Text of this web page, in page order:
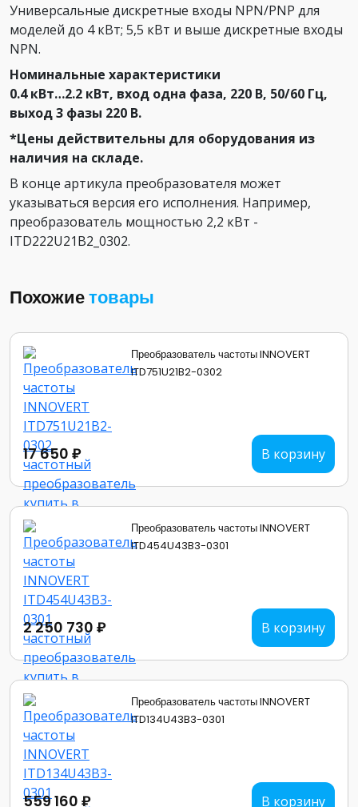
Универсальные дискретные входы NPN/PNP для
моделей до 4 кВт; 5,5 кВт и выше дискретные входы
NPN.
Номинальные характеристики
0.4 кВт…2.2 кВт, вход одна фаза, 220 В, 50/60 Гц,
выход 3 фазы 220 В.
*Цены действительны для оборудования из
наличия на складе.
В конце артикула преобразователя может
указываться версия его исполнения. Например,
преобразователь мощностью 2,2 кВт -
ITD222U21B2_0302.
Похожиетовары
Преобразователь частоты INNOVERT
ITD751U21B2-0302
17 650 ₽ В корзину
Преобразователь частоты INNOVERT
ITD454U43B3-0301
2 250 730 ₽ В корзину
Преобразователь частоты INNOVERT
ITD134U43B3-0301
559 160 ₽ В корзину